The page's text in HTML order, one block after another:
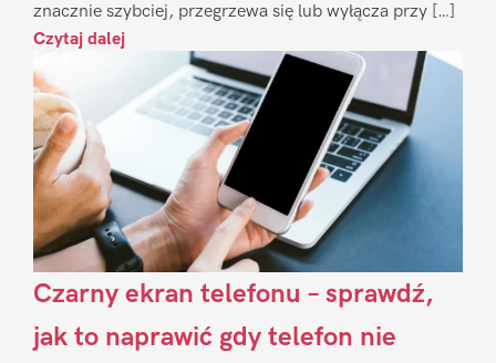
znacznie szybciej, przegrzewa się lub wyłącza przy […]
Czytaj dalej
Czarny ekran telefonu – sprawdź,
jak to naprawić gdy telefon nie